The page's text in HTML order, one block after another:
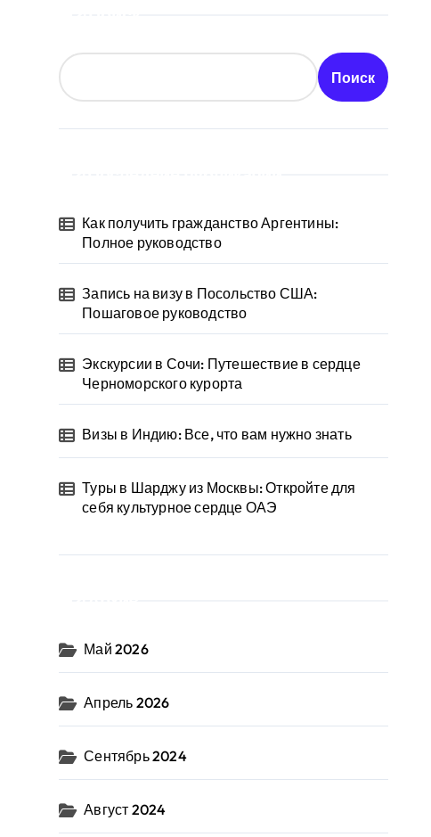
Поиск
Как получить гражданство Аргентины:
Полное руководство
Запись на визу в Посольство США:
Пошаговое руководство
Экскурсии в Сочи: Путешествие в сердце
Черноморского курорта
Визы в Индию: Все, что вам нужно знать
Туры в Шарджу из Москвы: Откройте для
себя культурное сердце ОАЭ
Май 2026
Апрель 2026
Сентябрь 2024
Август 2024